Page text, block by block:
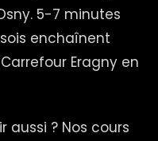
5-7 minutes
enchaînent
Eragny en
aussi ? Nos cours